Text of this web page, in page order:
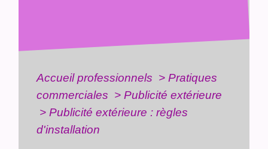
Accueil professionnels > Pratiques
commerciales > Publicité extérieure
> Publicité extérieure : règles
d'installation